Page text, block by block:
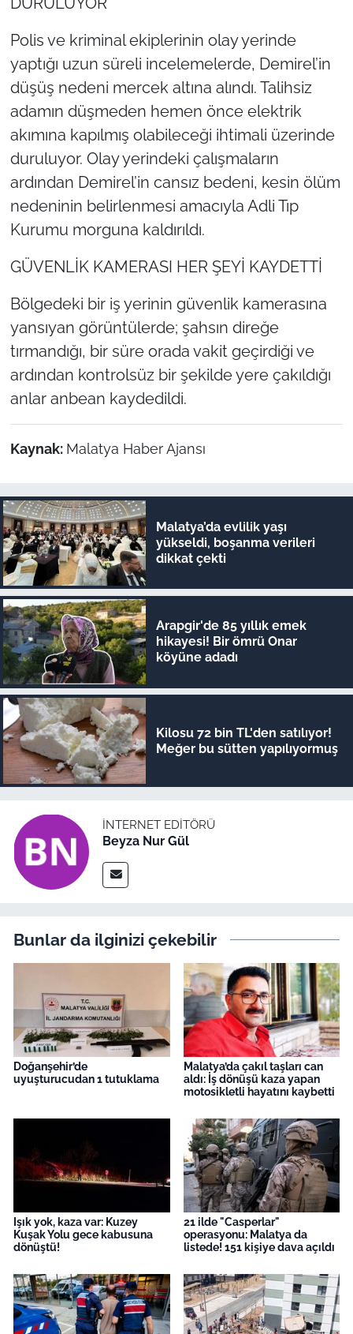
Polis ve kriminal ekiplerinin olay yerinde
yaptığı uzun süreli incelemelerde, Demirel’in
düşüş nedeni mercek altına alındı. Talihsiz
adamın düşmeden hemen önce elektrik
akımına kapılmış olabileceği ihtimali üzerinde
duruluyor. Olay yerindeki çalışmaların
ardından Demirel’in cansız bedeni, kesin ölüm
nedeninin belirlenmesi amacıyla Adli Tıp
Kurumu morguna kaldırıldı.
GÜVENLİK KAMERASI HER ŞEYİ KAYDETTİ
Bölgedeki bir iş yerinin güvenlik kamerasına
yansıyan görüntülerde; şahsın direğe
tırmandığı, bir süre orada vakit geçirdiği ve
ardından kontrolsüz bir şekilde yere çakıldığı
anlar anbean kaydedildi.
Kaynak: Malatya Haber Ajansı
Malatya’da evlilik yaşı
yükseldi, boşanma verileri
dikkat çekti
Arapgir'de 85 yıllık emek
hikayesi! Bir ömrü Onar
köyüne adadı
Kilosu 72 bin TL'den satılıyor!
Meğer bu sütten yapılıyormuş
İNTERNET EDITÖRÜ
Beyza Nur Gül
Bunlar da ilginizi çekebilir
Doğanşehir’de
uyuşturucudan 1 tutuklama
Malatya’da çakıl taşları can
aldı: İş dönüşü kaza yapan
motosikletli hayatını kaybetti
Işık yok, kaza var: Kuzey
Kuşak Yolu gece kabusuna
dönüştü!
21 ilde "Casperlar"
operasyonu: Malatya da
listede! 151 kişiye dava açıldı